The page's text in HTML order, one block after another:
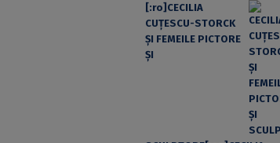
[:ro]CECILIA
CUŢESCU-STORCK
ŞI FEMEILE PICTORE
ŞI